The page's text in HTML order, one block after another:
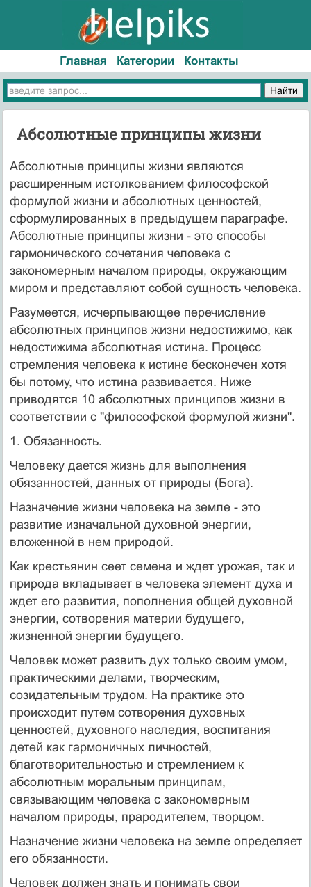
Главная Категории Контакты
Абсолютные принципы жизни
Абсолютные принципы жизни являются
расширенным истолкованием философской
формулой жизни и абсолютных ценностей,
сформулированных в предыдущем параграфе.
Абсолютные принципы жизни - это способы
гармонического сочетания человека с
закономерным началом природы, окружающим
миром и представляют собой сущность человека.
Разумеется, исчерпывающее перечисление
абсолютных принципов жизни недостижимо, как
недостижима абсолютная истина. Процесс
стремления человека к истине бесконечен хотя
бы потому, что истина развивается. Ниже
приводятся 10 абсолютных принципов жизни в
соответствии с "философской формулой жизни".
1. Обязанность.
Человеку дается жизнь для выполнения
обязанностей, данных от природы (Бога).
Назначение жизни человека на земле - это
развитие изначальной духовной энергии,
вложенной в нем природой.
Как крестьянин сеет семена и ждет урожая, так и
природа вкладывает в человека элемент духа и
ждет его развития, пополнения общей духовной
энергии, сотворения материи будущего,
жизненной энергии будущего.
Человек может развить дух только своим умом,
практическими делами, творческим,
созидательным трудом. На практике это
происходит путем сотворения духовных
ценностей, духовного наследия, воспитания
детей как гармоничных личностей,
благотворительностью и стремлением к
абсолютным моральным принципам,
связывающим человека с закономерным
началом природы, прародителем, творцом.
Назначение жизни человека на земле определяет
его обязанности.
Человек должен знать и понимать свои